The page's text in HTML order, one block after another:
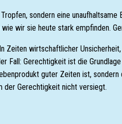
sondern eine
wir sie heute stark empfinden.
Zeiten wirtschaftlicher
Fall: Gerechtigkeit ist die
guter Zeiten ist,
der Gerechtigkeit nicht versiegt.